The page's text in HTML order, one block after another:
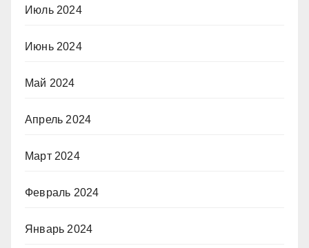
Июль 2024
Июнь 2024
Май 2024
Апрель 2024
Март 2024
Февраль 2024
Январь 2024